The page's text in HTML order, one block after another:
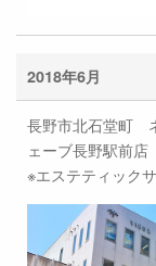
2018年6月
長野市北石堂町
ェーブ長野駅前
※エステティック